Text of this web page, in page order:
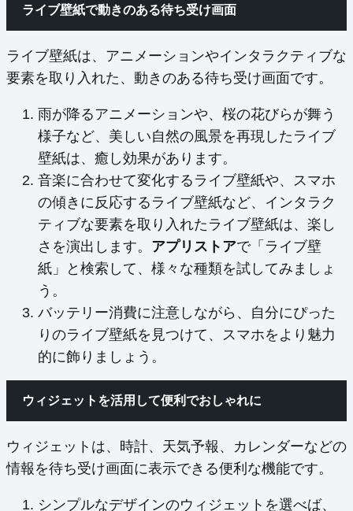
ライブ壁紙で動きのある待ち受け画面
ライブ壁紙は、アニメーションやインタラクティブな
要素を取り入れた、動きのある待ち受け画面です。
雨が降るアニメーションや、桜の花びらが舞う
様子など、美しい自然の風景を再現したライブ
壁紙は、癒し効果があります。
音楽に合わせて変化するライブ壁紙や、スマホ
の傾きに反応するライブ壁紙など、インタラク
ティブな要素を取り入れたライブ壁紙は、楽し
さを演出します。 アプリストアで「ライブ壁
紙」と検索して、様々な種類を試してみましょ
う。
バッテリー消費に注意しながら、自分にぴった
りのライブ壁紙を見つけて、スマホをより魅力
的に飾りましょう。
ウィジェットを活用して便利でおしゃれに
ウィジェットは、時計、天気予報、カレンダーなどの
情報を待ち受け画面に表示できる便利な機能です。
シンプルなデザインのウィジェットを選べば、